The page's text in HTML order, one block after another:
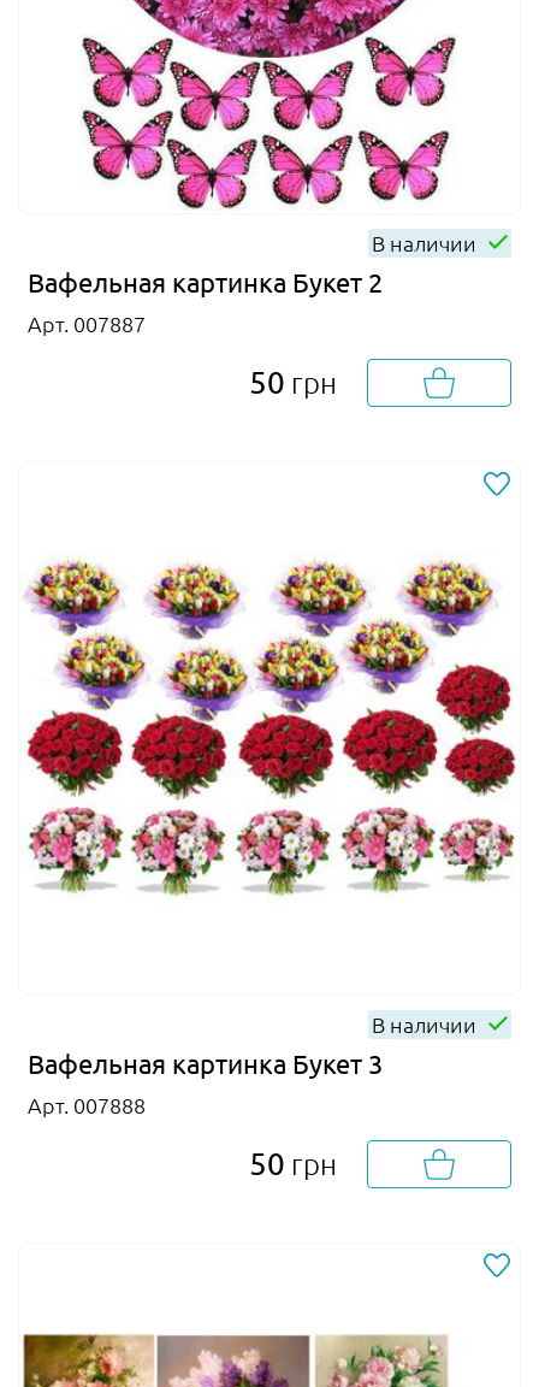
В наличии
Вафельная картинка Букет 2
Арт. 007887
50 грн
В наличии
Вафельная картинка Букет 3
Арт. 007888
50 грн